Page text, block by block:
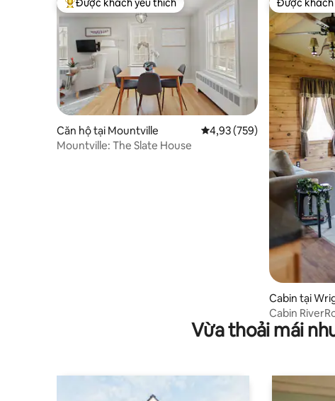
Được khách yêu thích nhất
Được khách yêu thích
Căn hộ tại Mountville Xếp hạng trung bình 4,93/5,
4,93 (759)
Mountville: The Slate House
Được khách
Được khách
Cabin tại
Cabin
Vừa thoải mái